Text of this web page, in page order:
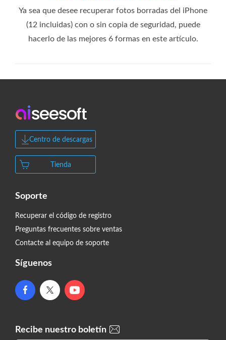
Ya sea que desee recuperar fotos borradas del iPhone
(12 incluidas) con o sin copia de seguridad, puede
hacerlo de las mejores 6 formas en este artículo.
Centro de descargas
Tienda
Soporte
Recuperar el código de registro
Preguntas frecuentes sobre ventas
Contacte al equipo de soporte
Síguenos
Recibe nuestro boletín